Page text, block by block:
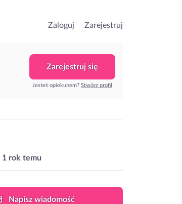
Zaloguj Zarejestruj
Zarejestruj się
Jesteś opiekunem? Stwórz profil
1 rok temu
Napiszwiadomość